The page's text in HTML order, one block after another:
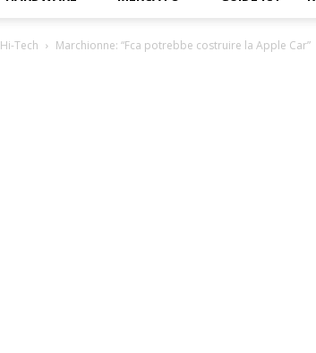
Hi-Tech Marchionne: “Fca potrebbe costruire la Apple Car”